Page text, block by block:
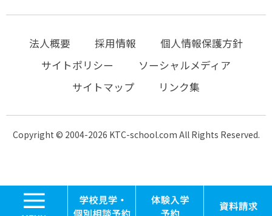
学校見学・個別相
体験入
法人概要 採用情報
個人情報保護方針
サイトポリシー
ソーシャルメディア
サイトマップ
リンク集
Copyright © 2004-2026 KTC-school.com All Rights Reserved.